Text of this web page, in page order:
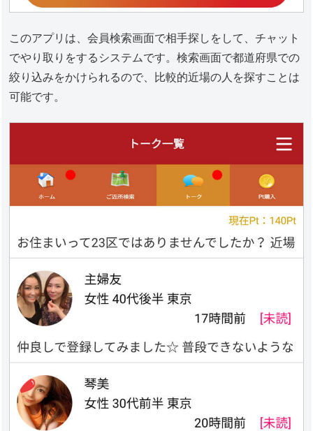
このアプリは、会員検索画面で相手探しをして、チャット
でやり取りをするシステムです。検索画面で都道府県での
絞り込みをかけられるので、比較的近場の人を探すことは
可能です。